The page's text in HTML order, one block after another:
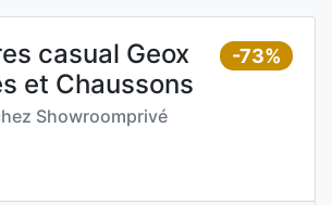
-73%
casual Geox
et Chaussons
Showroomprivé